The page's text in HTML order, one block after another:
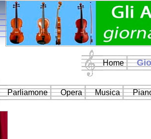
Home
Parliamone Opera Musica